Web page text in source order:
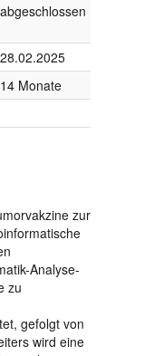
abgeschlossen
28.02.2025
14 Monate
zur
Analyse-
zu
gefolgt von
wird eine